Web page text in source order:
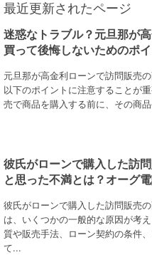
最近更新されたページ
迷惑なトラブル？元旦那が
買って後悔しないためのポ
元旦那が高金利ローンで訪問販売
以下のポイントに注意することが
売で商品を購入する前に、その商
彼氏がローンで購入した訪
と思った不満とは？オーグ
彼氏がローンで購入した訪問販売
は、いくつかの一般的な原因が考
質や販売手法、ローン契約の条件
て...